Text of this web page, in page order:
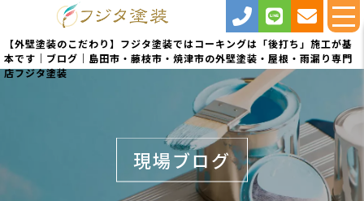
【外壁塗装のこだわり】フジタ塗装ではコーキングは「後打ち」施工が基
本です｜ブログ｜島田市・藤枝市・焼津市の外壁塗装・屋根・雨漏り専門
店フジタ塗装
現場ブログ